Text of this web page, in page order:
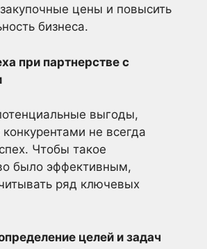
закупочные цены и повысить
бизнеса.
при партнерстве с
выгоды,
конкурентами не всегда
Чтобы такое
было эффективным,
ряд ключевых
целей и задач